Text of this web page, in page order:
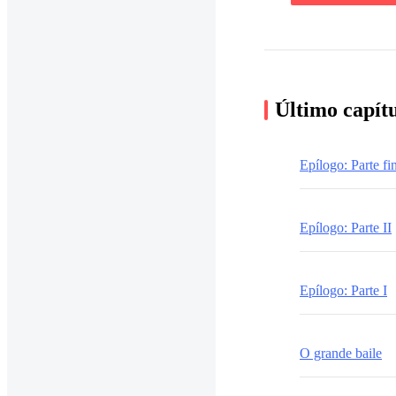
Último
Epílogo: Parte
Epílogo: Parte II
Epílogo: Parte I
O grande baile